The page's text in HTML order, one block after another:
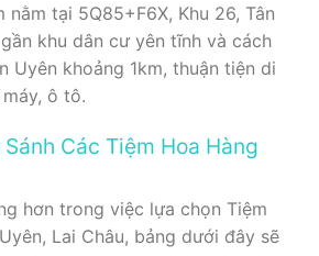
nằm tại 5Q85+F6X, Khu 26, Tân
khu dân cư yên tĩnh và cách
Uyên khoảng 1km, thuận tiện di
ô tô.
Các Tiệm Hoa Hàng
hơn trong việc lựa chọn Tiệm
Lai Châu, bảng dưới đây sẽ